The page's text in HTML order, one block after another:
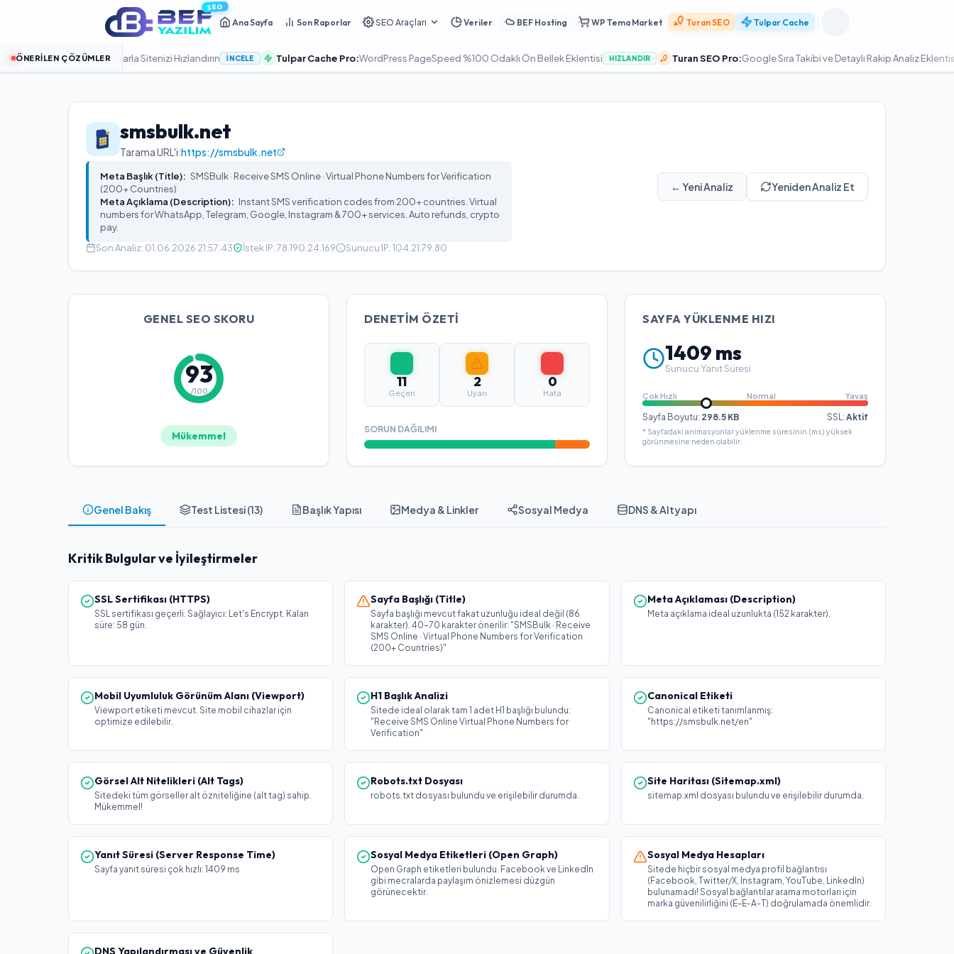
SEO
Ana Sayfa Son Raporlar SEO Araçları Veriler BEF Hosting WP Tema Market Turan SEO Tulpar Cache
ÖNERILEN ÇÖZÜMLER
SSD Bulut Sunucularla Sitenizi Hızlandırın İNCELE Tulpar Cache Pro:WordPress PageSpeed %100 Odaklı Ön Bellek Eklentisi HIZLANDIR Turan SEO Pro:Google Sıra Takibi ve Detaylı Rakip Analiz Eklentisi
smsbulk.net
Tarama URL'i:https://smsbulk.net
Meta Başlık (Title): SMSBulk · Receive SMS Online · Virtual Phone Numbers for Verification
(200+ Countries)
Meta Açıklama (Description): Instant SMS verification codes from 200+ countries. Virtual
numbers for WhatsApp, Telegram, Google, Instagram & 700+ services. Auto refunds, crypto
pay.
Son Analiz: 01.06.2026 21:57:43 İstek IP:78.190.24.169 Sunucu IP:104.21.79.80
← Yeni Analiz Yeniden Analiz Et
GENEL SEO SKORU
93
/100
Mükemmel
DENETIM ÖZETI
11
Geçen
2
Uyarı
0
Hata
SORUN DAĞILIMI
SAYFA YÜKLENME HIZI
1409 ms
Sunucu Yanıt Süresi
Çok Hızlı Normal Yavaş
Sayfa Boyutu: 298.5 KB SSL: Aktif
* Sayfadaki animasyonlar yüklenme süresinin (ms) yüksek
görünmesine neden olabilir.
Genel Bakış Test Listesi (13) Başlık Yapısı Medya & Linkler Sosyal Medya DNS & Altyapı
Kritik Bulgular ve İyileştirmeler
SSL Sertifikası (HTTPS)
SSL sertifikası geçerli. Sağlayıcı: Let's Encrypt. Kalan
süre: 58 gün.
Sayfa Başlığı (Title)
Sayfa başlığı mevcut fakat uzunluğu ideal değil (86
karakter). 40-70 karakter önerilir: "SMSBulk · Receive
SMS Online · Virtual Phone Numbers for Verification
(200+ Countries)"
Meta Açıklaması (Description)
Meta açıklama ideal uzunlukta (152 karakter).
Mobil Uyumluluk Görünüm Alanı (Viewport)
Viewport etiketi mevcut. Site mobil cihazlar için
optimize edilebilir.
H1 Başlık Analizi
Sitede ideal olarak tam 1 adet H1 başlığı bulundu:
"Receive SMS Online Virtual Phone Numbers for
Verification"
Canonical Etiketi
Canonical etiketi tanımlanmış:
"https://smsbulk.net/en"
Görsel Alt Nitelikleri (Alt Tags)
Sitedeki tüm görseller alt özniteliğine (alt tag) sahip.
Mükemmel!
Robots.txt Dosyası
robots.txt dosyası bulundu ve erişilebilir durumda.
Site Haritası (Sitemap.xml)
sitemap.xml dosyası bulundu ve erişilebilir durumda.
Yanıt Süresi (Server Response Time)
Sayfa yanıt süresi çok hızlı: 1409 ms
Sosyal Medya Etiketleri (Open Graph)
Open Graph etiketleri bulundu. Facebook ve LinkedIn
gibi mecralarda paylaşım önizlemesi düzgün
görünecektir.
Sosyal Medya Hesapları
Sitede hiçbir sosyal medya profil bağlantısı
(Facebook, Twitter/X, Instagram, YouTube, LinkedIn)
bulunamadı! Sosyal bağlantılar arama motorları için
marka güvenilirliğini (E-E-A-T) doğrulamada önemlidir.
DNS Yapılandırması ve Güvenlik